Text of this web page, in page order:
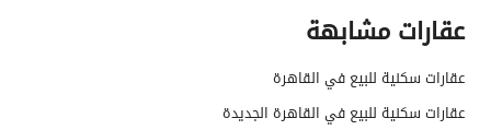
عقارات مشابهة
عقارات سكنية للبيع في القاهرة
عقارات سكنية للبيع في القاهرة الجديدة